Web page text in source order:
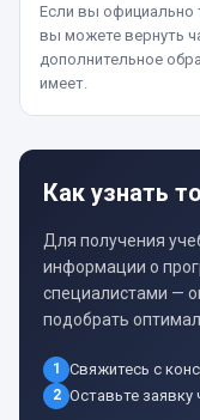
Если вы официально
вы можете вернуть
дополнительное
имеет.
Как узнать
Для получения
информации о
специалистами —
подобрать
1 Свяжитесь с
2 Оставьте